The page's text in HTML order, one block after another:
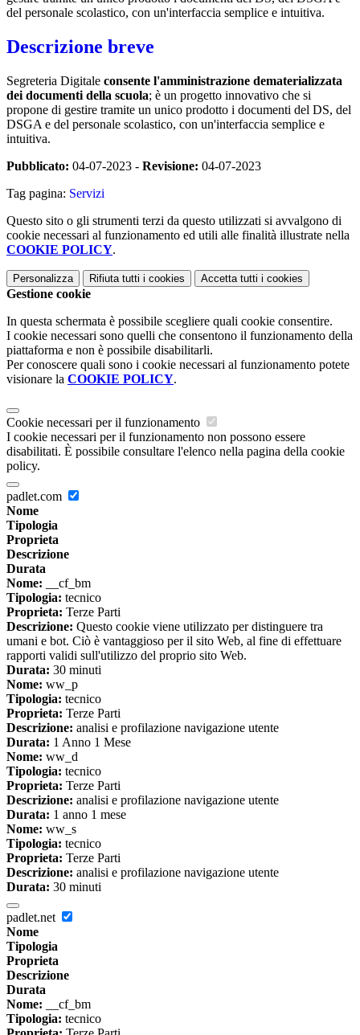
del personale scolastico, con un'interfaccia semplice e intuitiva.
Descrizione breve
Segreteria Digitale consente l'amministrazione dematerializzata
dei documenti della scuola; è un progetto innovativo che si
propone di gestire tramite un unico prodotto i documenti del DS, del
DSGA e del personale scolastico, con un'interfaccia semplice e
intuitiva.
Pubblicato: 04-07-2023 - Revisione: 04-07-2023
Tag pagina: Servizi
Questo sito o gli strumenti terzi da questo utilizzati si avvalgono di
cookie necessari al funzionamento ed utili alle finalità illustrate nella
COOKIE POLICY.
Personalizza Rifiuta tutti i cookies Accetta tutti i cookies
Gestione cookie
In questa schermata è possibile scegliere quali cookie consentire.
I cookie necessari sono quelli che consentono il funzionamento della
piattaforma e non è possibile disabilitarli.
Per conoscere quali sono i cookie necessari al funzionamento potete
visionare la COOKIE POLICY.
Cookie necessari per il funzionamento
I cookie necessari per il funzionamento non possono essere
disabilitati. È possibile consultare l'elenco nella pagina della cookie
policy.
padlet.com
Nome
Tipologia
Proprieta
Descrizione
Durata
Nome: __cf_bm
Tipologia: tecnico
Proprieta: Terze Parti
Descrizione: Questo cookie viene utilizzato per distinguere tra
umani e bot. Ciò è vantaggioso per il sito Web, al fine di effettuare
rapporti validi sull'utilizzo del proprio sito Web.
Durata: 30 minuti
Nome: ww_p
Tipologia: tecnico
Proprieta: Terze Parti
Descrizione: analisi e profilazione navigazione utente
Durata: 1 Anno 1 Mese
Nome: ww_d
Tipologia: tecnico
Proprieta: Terze Parti
Descrizione: analisi e profilazione navigazione utente
Durata: 1 anno 1 mese
Nome: ww_s
Tipologia: tecnico
Proprieta: Terze Parti
Descrizione: analisi e profilazione navigazione utente
Durata: 30 minuti
padlet.net
Nome
Tipologia
Proprieta
Descrizione
Durata
Nome: __cf_bm
Tipologia: tecnico